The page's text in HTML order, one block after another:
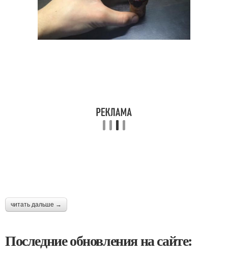
читать дальше →
Последние обновления на сайте: